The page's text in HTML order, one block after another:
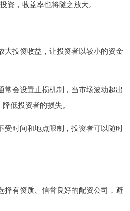
资，收益率也将随之放大。
大投资收益，让投资者以较小的资金
常会设置止损机制，当市场波动超出
低投资者的损失。
受时间和地点限制，投资者可以随时
择有资质、信誉良好的配资公司，避